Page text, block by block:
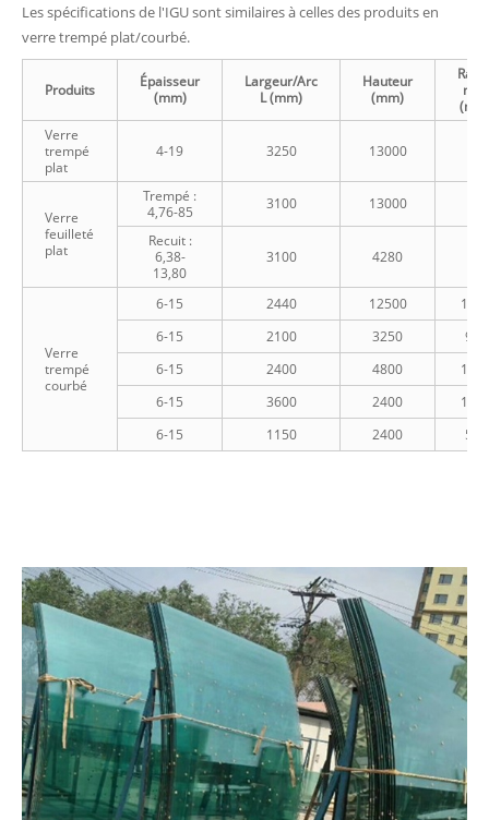
Les spécifications de l'IGU sont similaires à celles des produits en
verre trempé plat/courbé.
Produits
Épaisseur
(mm)
Largeur/Arc
L (mm)
Hauteur
(mm)
min.
Verre
trempé
plat
4-19 3250 13000
Verre
feuilleté
plat
Trempé :
4,76-85
3100
13000
Recuit :
6,38-
13,80
3100 4280
Verre
trempé
courbé
6-15 2440 12500
6-15
2100 3250
900
6-15
2400 4800
6-15
3600 2400
6-15
1150 2400 500